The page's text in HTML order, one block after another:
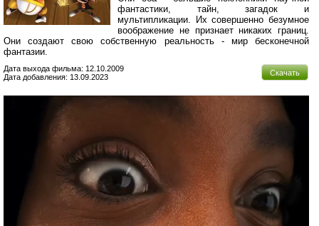
фантастики, тайн, загадок и
мультипликации. Их совершенно безумное
воображение не признает никаких границ.
Они создают свою собственную реальность - мир бесконечной
фантазии.
Скачать
Дата выхода фильма: 12.10.2009
Дата добавления: 13.09.2023